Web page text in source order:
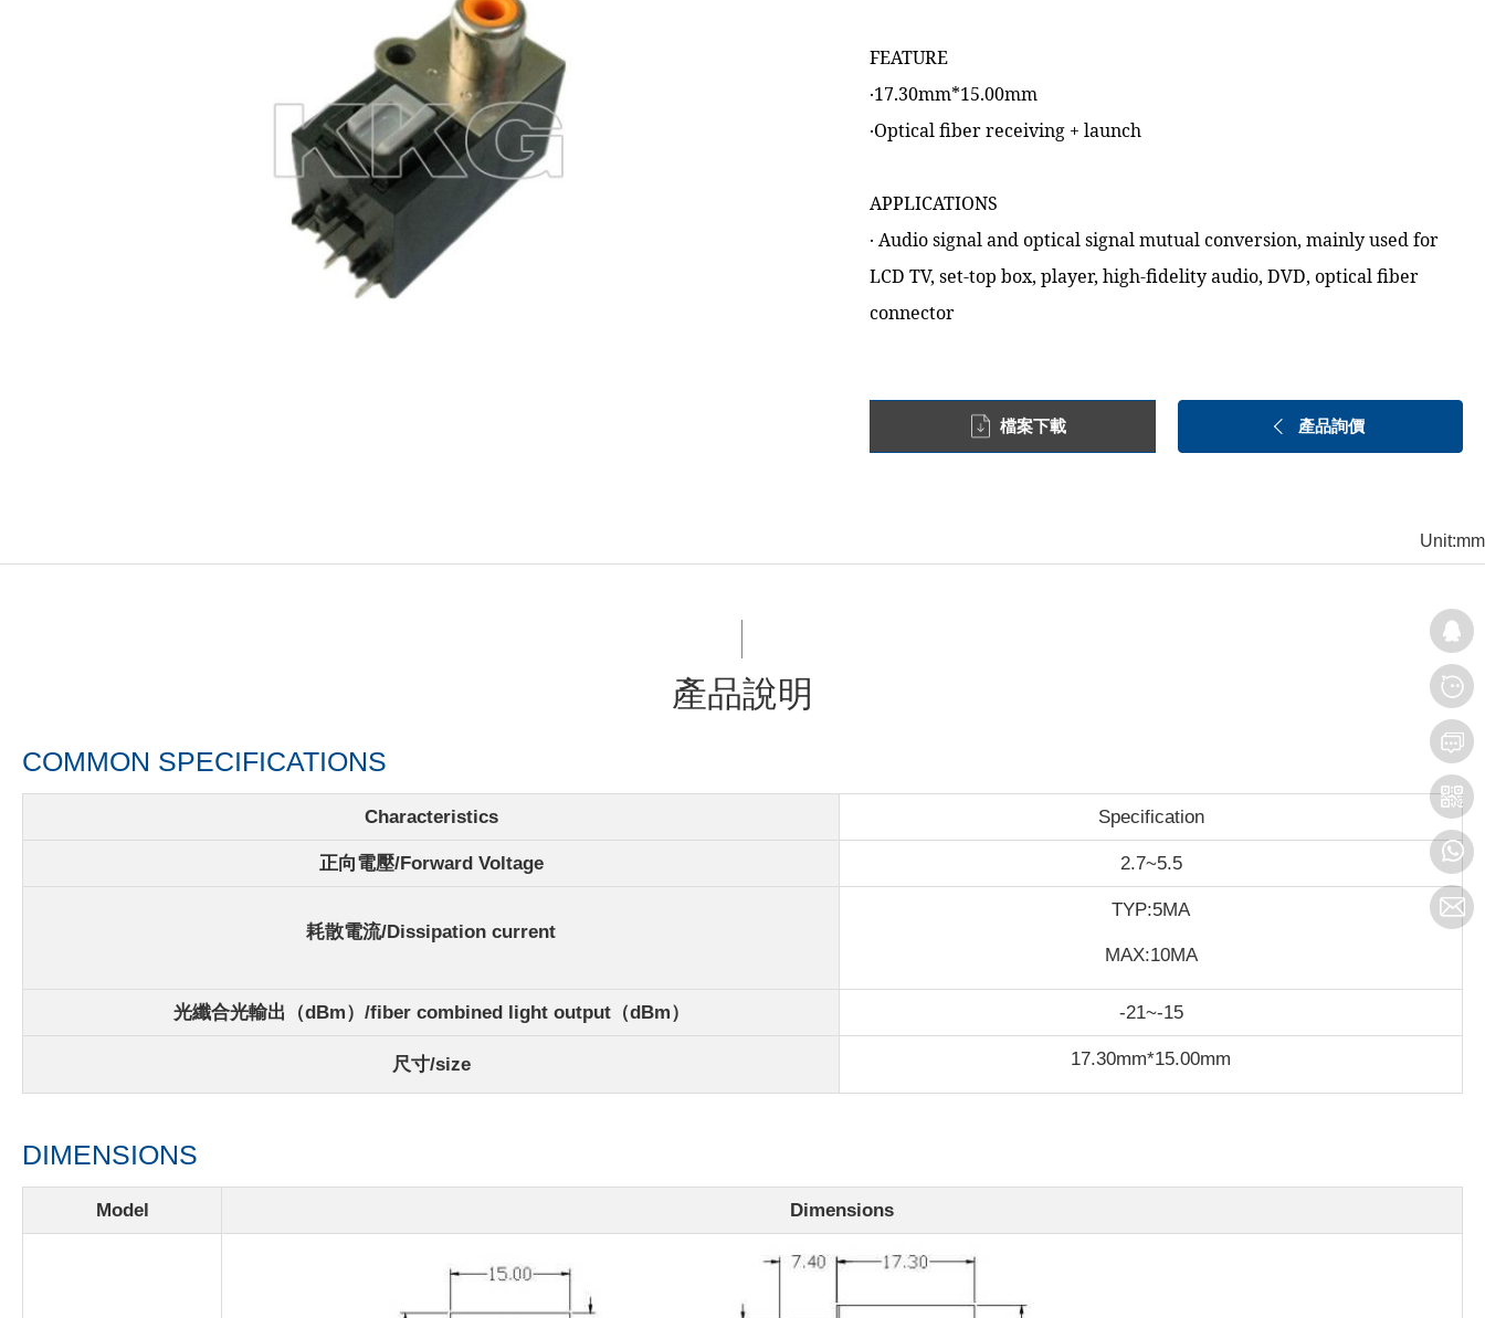
FEATURE
‧17.30mm*15.00mm
‧Optical fiber receiving + launch
APPLICATIONS
‧ Audio signal and optical signal mutual conversion, mainly used for
LCD TV, set-top box, player, high-fidelity audio, DVD, optical fiber
connector
檔案下載 產品詢價
產品說明
COMMON SPECIFICATIONS
Characteristics Specification
正向電壓/Forward Voltage 2.7~5.5
耗散電流/Dissipation current
TYP:5MA
MAX:10MA
光纖合光輸出（dBm）/fiber combined light output（dBm） -21~-15
尺寸/size 17.30mm*15.00mm
DIMENSIONS
Unit:mm
Model Dimensions